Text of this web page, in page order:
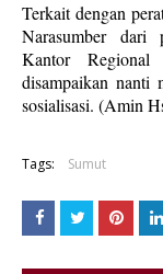
Terkait dengan
Narasumber dari
Kantor
disampaikan nanti
sosialisasi. (Amin
Tags: Sumut